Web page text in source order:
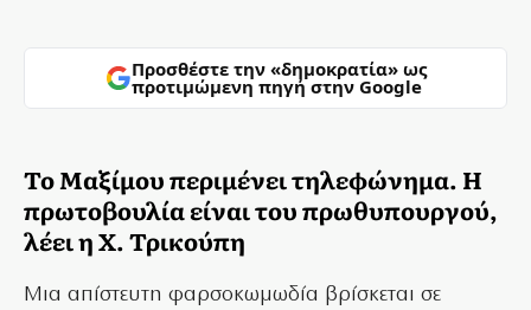
Προσθέστε την «δημοκρατία» ως
προτιμώμενη πηγή στην Google
Το Μαξίμου περιμένει τηλεφώνημα. Η
πρωτοβουλία είναι του πρωθυπουργού,
λέει η Χ. Τρικούπη
Μια απίστευτη φαρσοκωμωδία βρίσκεται σε